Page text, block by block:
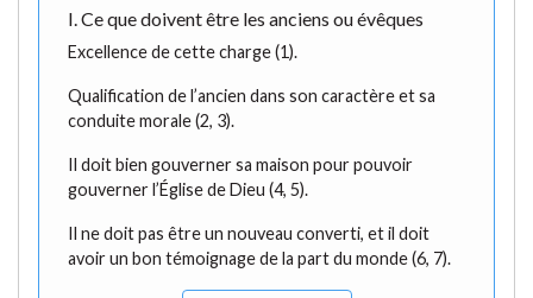
I. Ce que doivent être les anciens ou évêques
Excellence de cette charge (1).
Qualification de l’ancien dans son caractère et sa
conduite morale (2, 3).
Il doit bien gouverner sa maison pour pouvoir
gouverner l’Église de Dieu (4, 5).
Il ne doit pas être un nouveau converti, et il doit
avoir un bon témoignage de la part du monde (6, 7).